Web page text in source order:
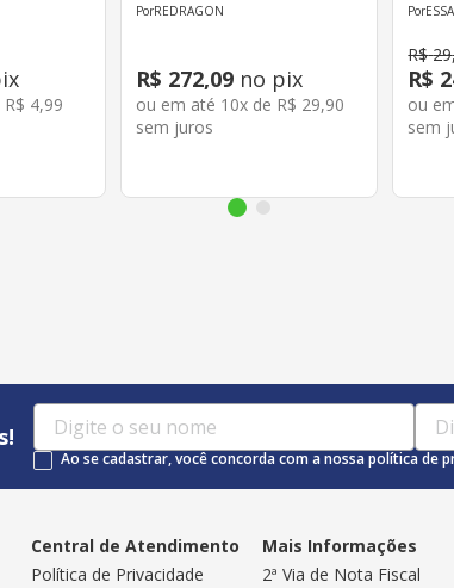
R$ 4,99
REDRAGON
R$ 272,09 no pix
ou em até 10x de R$ 29,90
sem juros
R$ 29
R$
ou
sem
Ao se cadastrar, você concorda com a nossa política de
Central de Atendimento
Política de Privacidade
Mais Informações
2ª Via de Nota Fiscal